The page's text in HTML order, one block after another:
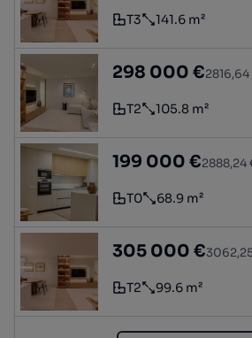
Tipologia
T3
Preço por metro
141.6 m²
Apartamento T2
298 000 €
Tipologia
T2
Preço por metro
105.8 m²
Apartamento T0
199 000 €2888,24
Tipologia
T0
Preço por metro
68.9 m²
Apartamento T2
305 000 €
Tipologia
T2
Preço por metro
99.6 m²